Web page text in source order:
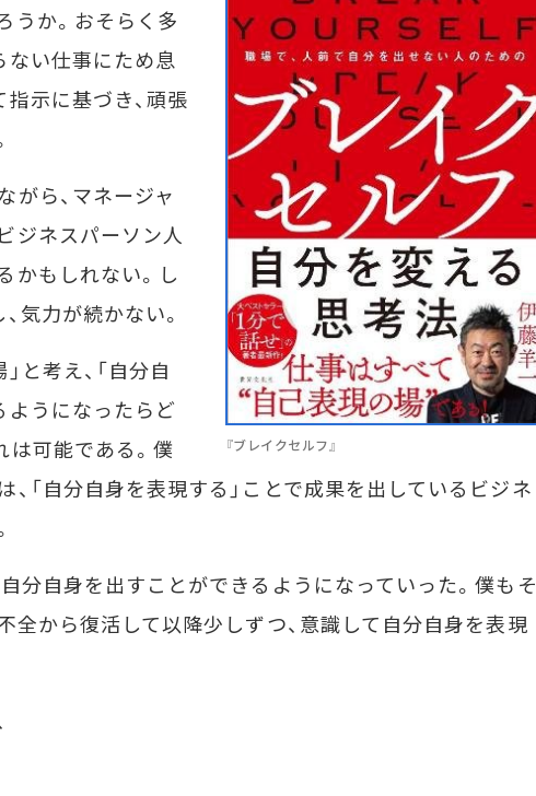
『ブレイクセルフ』
うか。おそらく多
ない仕事にため息
示に基づき、頑張
ら、マネージャ
ジネスパーソン人
かもしれない。し
気力が続かない。
と考え、「自分自
ようになったらど
は可能である。僕
「自分自身を表現する」ことで成果を出しているビジネ
分自身を出すことができるようになっていった。僕もそ
全から復活して以降少しずつ、意識して自分自身を表現